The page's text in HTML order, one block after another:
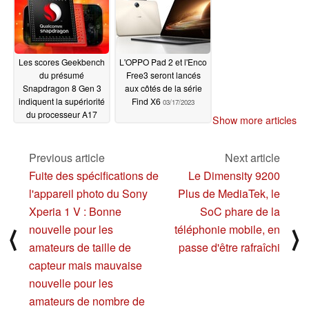
Les scores Geekbench
du présumé
Snapdragon 8 Gen 3
indiquent la supériorité
du processeur A17
L'OPPO Pad 2 et l'Enco
Free3 seront lancés
aux côtés de la série
Find X6 03/17/2023
Show more articles
⟨
Previous article
Fuite des spécifications de
l'appareil photo du Sony
Xperia 1 V : Bonne
nouvelle pour les
amateurs de taille de
capteur mais mauvaise
nouvelle pour les
amateurs de nombre de
Next article
Le Dimensity 9200
Plus de MediaTek, le
SoC phare de la
téléphonie mobile, en
passe d'être rafraîchi
⟩